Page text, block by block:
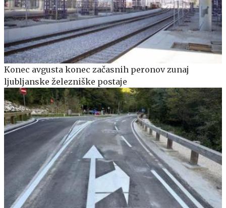
Konec avgusta konec začasnih peronov zunaj
ljubljanske železniške postaje